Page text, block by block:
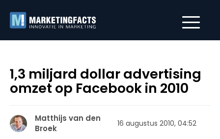
1,3 miljard dollar advertising
omzet op Facebook in 2010
Matthijs van den
Broek
16 augustus 2010, 04:52